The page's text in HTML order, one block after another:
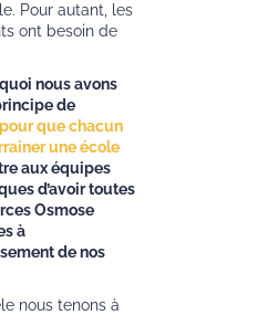
Pour autant, les
ont besoin de
nous avons
de
que chacun
une école
aux équipes
d’avoir toutes
Osmose
à
de nos
nous tenons à